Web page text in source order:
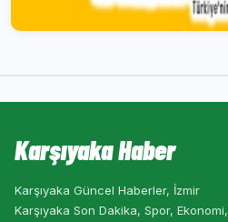
Karşıyaka Haber
Karşıyaka Güncel Haberler, İzmir
Karşıyaka Son Dakika, Spor, Ekonomi,